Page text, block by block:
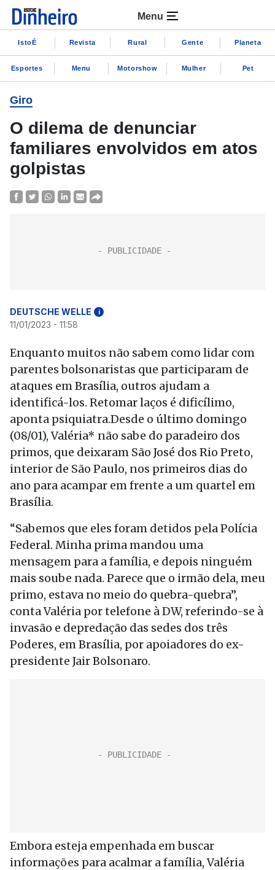
Menu
IstoÉ Revista Rural Gente Planeta
Esportes Menu Motorshow Mulher Pet
Giro
O dilema de denunciar
familiares envolvidos em atos
golpistas
DEUTSCHE WELLE i
11/01/2023 - 11:58
Enquanto muitos não sabem como lidar com
parentes bolsonaristas que participaram de
ataques em Brasília, outros ajudam a
identificá-los. Retomar laços é dificílimo,
aponta psiquiatra.Desde o último domingo
(08/01), Valéria* não sabe do paradeiro dos
primos, que deixaram São José dos Rio Preto,
interior de São Paulo, nos primeiros dias do
ano para acampar em frente a um quartel em
Brasília.
“Sabemos que eles foram detidos pela Polícia
Federal. Minha prima mandou uma
mensagem para a família, e depois ninguém
mais soube nada. Parece que o irmão dela, meu
primo, estava no meio do quebra-quebra”,
conta Valéria por telefone à DW, referindo-se à
invasão e depredação das sedes dos três
Poderes, em Brasília, por apoiadores do ex-
presidente Jair Bolsonaro.
Embora esteja empenhada em buscar
informações para acalmar a família, Valéria